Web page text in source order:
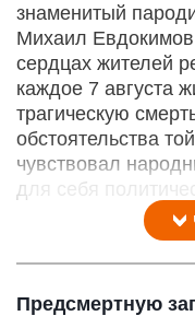
знаменитый
Михаил
сердцах жителей
каждое 7 августа
трагическую
обстоятельства
чувствовал
для себя
Предсмертную